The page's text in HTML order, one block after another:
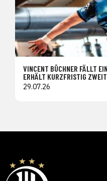
VINCENT BÜCHNER FÄLLT
ERHÄLT KURZFRISTIG
29.07.26